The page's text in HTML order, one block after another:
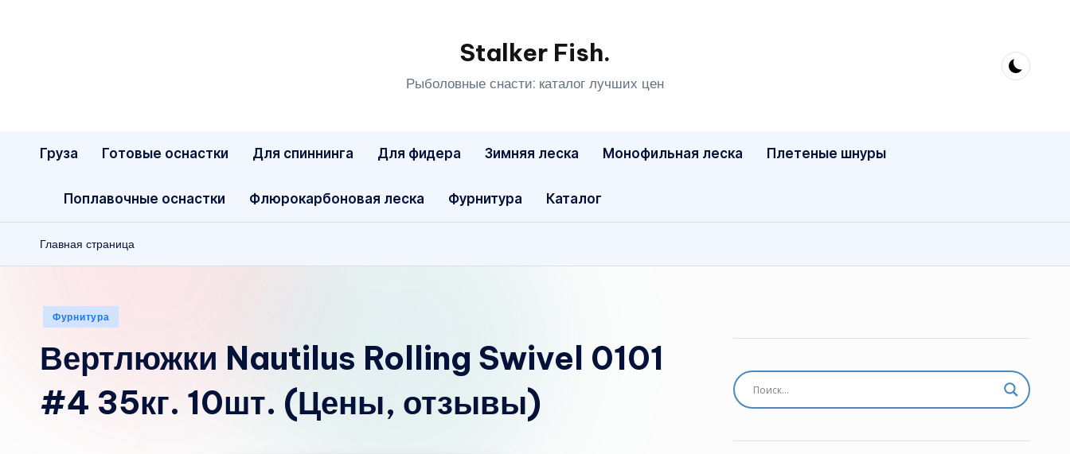
Stalker Fish.
Рыболовные снасти: каталог лучших цен
Груза Готовые оснастки Для спиннинга Для фидера Зимняя леска Монофильная леска Плетеные шнуры
Поплавочные оснастки Флюрокарбоновая леска Фурнитура Каталог
Главная страница
Опубликовано
Фурнитура
Вертлюжки Nautilus Rolling Swivel 0101
#4 35кг. 10шт. (Цены, отзывы)